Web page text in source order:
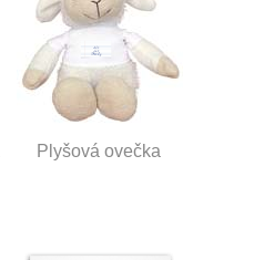
Plyšová ovečka